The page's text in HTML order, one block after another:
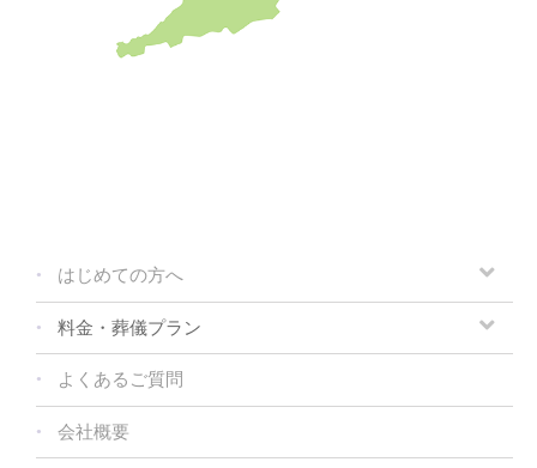
はじめての方へ
料金・葬儀プラン
よくあるご質問
会社概要